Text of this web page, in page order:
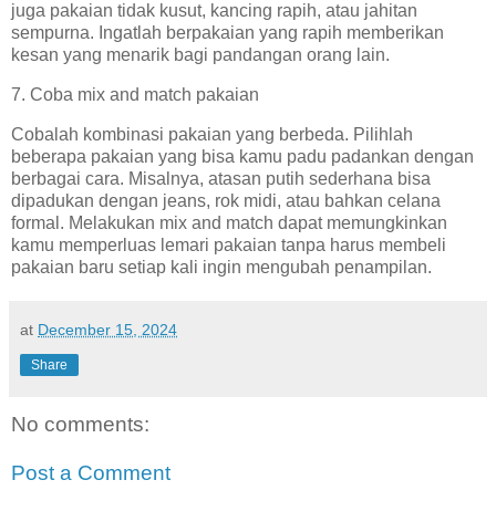
juga pakaian tidak kusut, kancing rapih, atau jahitan
sempurna. Ingatlah berpakaian yang rapih memberikan
kesan yang menarik bagi pandangan orang lain.
7. Coba mix and match pakaian
Cobalah kombinasi pakaian yang berbeda. Pilihlah
beberapa pakaian yang bisa kamu padu padankan dengan
berbagai cara. Misalnya, atasan putih sederhana bisa
dipadukan dengan jeans, rok midi, atau bahkan celana
formal. Melakukan mix and match dapat memungkinkan
kamu memperluas lemari pakaian tanpa harus membeli
pakaian baru setiap kali ingin mengubah penampilan.
at December 15, 2024
Share
No comments:
Post a Comment